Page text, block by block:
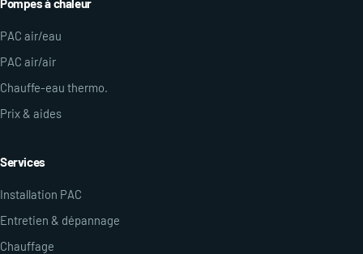
Pompes à chaleur
PAC air/eau
PAC air/air
Chauffe-eau thermo.
Prix & aides
Services
Installation PAC
Entretien & dépannage
Chauffage